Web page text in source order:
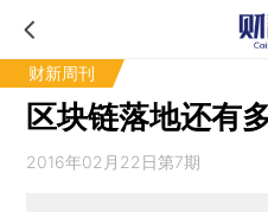
财新周刊
区块链落地还有
2016年02月22日第7期